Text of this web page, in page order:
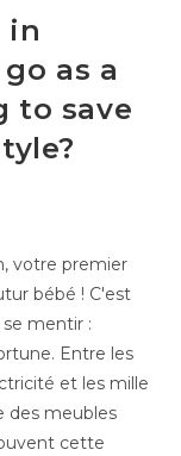
in
as a
to save
votre premier
bébé ! C'est
mentir :
Entre les
et les mille
des meubles
cette